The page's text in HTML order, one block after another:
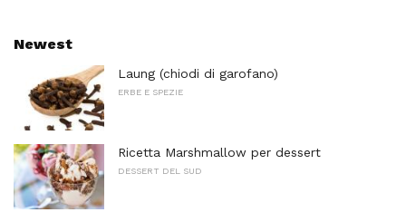
Newest
Laung (chiodi di garofano)
ERBE E SPEZIE
Ricetta Marshmallow per dessert
DESSERT DEL SUD